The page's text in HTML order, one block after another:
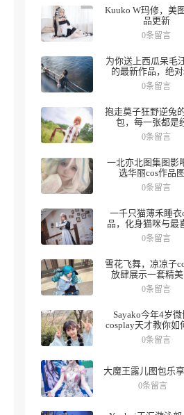
Kuuko W玛修，美
品更新
0条留言
为你送上西瓜呆毛
的最新作品，绝
0条留言
抱走莫子狂野逆兔
包，每一张都是
0条留言
一北亦北图集图影
选华丽cos作品
0条留言
一千只猫薄禾睡衣
品，化身猫咪与最
人一起度过夜晚
0条留言
雪花飞舞，凉凉子
放肆展示一套精
0条留言
Sayako今年4岁微
cosplay天才教你如
角色，数十组美图
略精彩人生。
0条留言
大魔王露儿图包乐
0条留言